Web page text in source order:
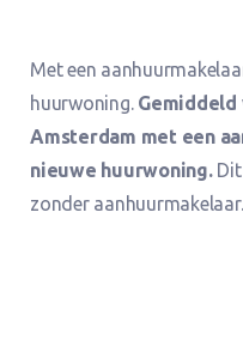
Met een
huurwoning. Gemiddeld
Amsterdam met een
nieuwe huurwoning.
zonder aanhuurmakelaar.